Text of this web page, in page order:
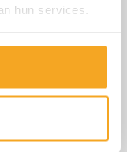
hun services.